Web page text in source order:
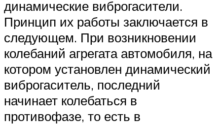
динамические виброгасители.
Принцип их работы заключается в
следующем. При возникновении
колебаний агрегата автомобиля, на
котором установлен динамический
виброгаситель, последний
начинает колебаться в
противофазе, то есть в